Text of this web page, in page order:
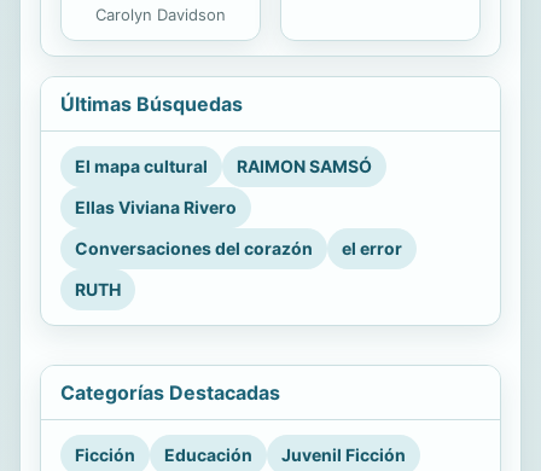
Carolyn Davidson
Últimas Búsquedas
El mapa cultural
RAIMON SAMSÓ
Ellas Viviana Rivero
Conversaciones del corazón
el error
RUTH
Categorías Destacadas
Ficción Educación Juvenil Ficción